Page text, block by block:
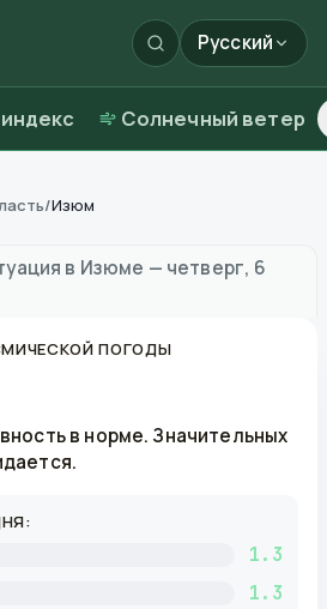
Русский
Солнечный ветер
/Изюм
в Изюме — четверг, 6
ПОГОДЫ
в норме. Значительных
1.3
1.3